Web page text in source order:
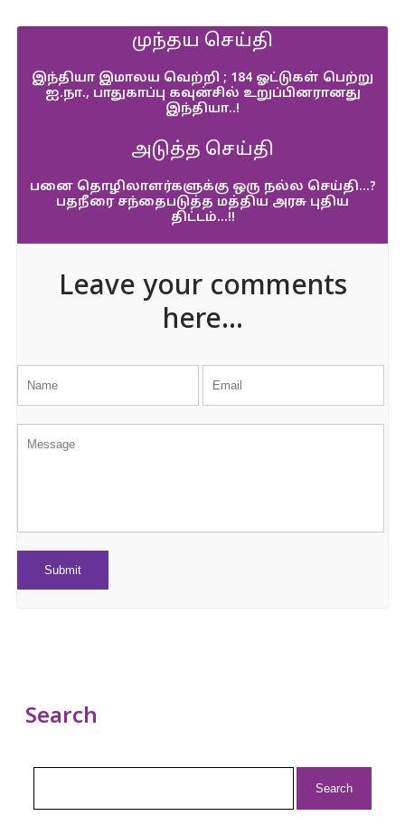
முந்தய செய்தி
இந்தியா இமாலய வெற்றி ; 184 ஓட்டுகள் பெற்று
ஐ.நா., பாதுகாப்பு கவுன்சில் உறுப்பினரானது
இந்தியா..!
அடுத்த செய்தி
பனை தொழிலாளர்களுக்கு ஒரு நல்ல செய்தி…?
பதநீரை சந்தைபடுத்த மத்திய அரசு புதிய
திட்டம்…!!
Leave your comments
here...
Search